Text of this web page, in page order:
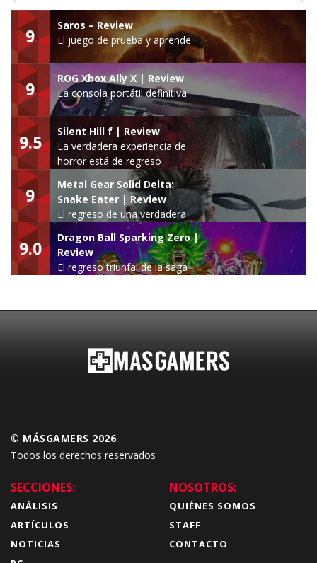
9
Saros – Review
El juego de prueba y aprende
9
ROG Xbox Ally X | Review
La consola portátil definitiva
9.5
Silent Hill f | Review
La verdadera experiencia de
horror está de regreso
9
Metal Gear Solid Delta:
Snake Eater | Review
El regreso de una verdadera
leyenda
9.0
Dragon Ball Sparking Zero |
Review
El regreso triunfal de la saga
© MÁSGAMERS 2026
Todos los derechos reservados
SECCIONES:
ANÁLISIS
ARTÍCULOS
NOTICIAS
NOSOTROS:
QUIÉNES SOMOS
STAFF
CONTACTO